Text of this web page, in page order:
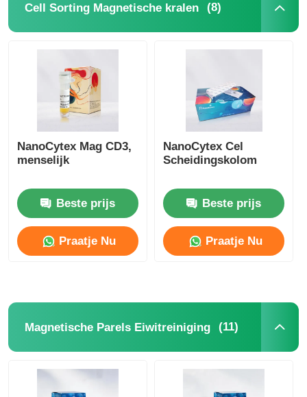
Cell Sorting Magnetische kralen (8)
NanoCytex Mag CD3,
menselijk
Beste prijs
Praatje Nu
NanoCytex Cel
Scheidingskolom
Beste prijs
Praatje Nu
Magnetische Parels Eiwitreiniging (11)